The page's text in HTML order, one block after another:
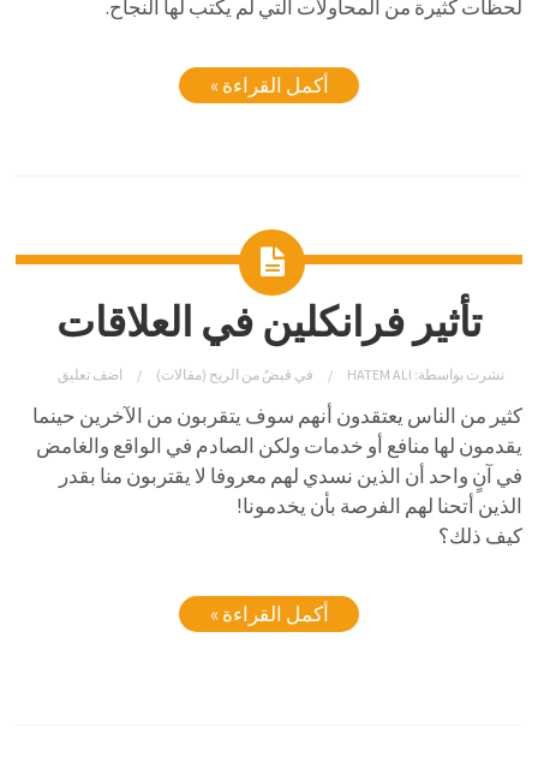
لحظات كثيرة من المحاولات التي لم يكتب لها النجاح.
أكمل القراءة »
تأثير فرانكلين في العلاقات
نشرت بواسطة: HATEM ALI في قبضٌ من الريح (مقالات) اضف تعليق
كثير من الناس يعتقدون أنهم سوف يتقربون من الآخرين حينما
يقدمون لها منافع أو خدمات ولكن الصادم في الواقع والغامض
في آنٍ واحد أن الذين نسدي لهم معروفا لا يقتربون منا بقدر
الذين أتحنا لهم الفرصة بأن يخدمونا!
كيف ذلك؟
أكمل القراءة »